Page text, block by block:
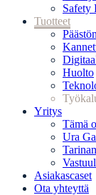
Safety
Tuotteet
Huolto
Yritys
Tämä
Ura
Asiakascaset
Ota yhteyttä